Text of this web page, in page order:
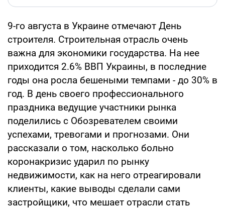
9-го августа в Украине отмечают День
строителя. Строительная отрасль очень
важна для экономики государства. На нее
приходится 2.6% ВВП Украины, в последние
годы она росла бешеными темпами - до 30% в
год. В день своего профессионального
праздника ведущие участники рынка
поделились с Обозревателем своими
успехами, тревогами и прогнозами. Они
рассказали о том, насколько больно
коронакризис ударил по рынку
недвижимости, как на него отреагировали
клиенты, какие выводы сделали сами
застройщики, что мешает отрасли стать